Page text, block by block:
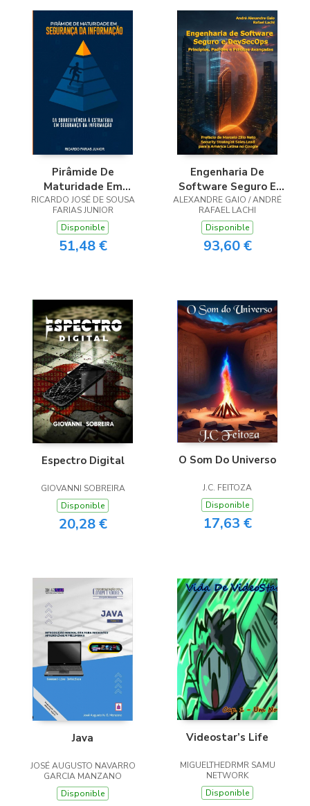
Pirâmide De
Maturidade Em
Segurança Da
Informação
RICARDO JOSÉ DE SOUSA
FARIAS JUNIOR
Disponible
51,48 €
Engenharia De
Software Seguro E
Devsecops
ALEXANDRE GAIO / ANDRÉ
RAFAEL LACHI
Disponible
93,60 €
Espectro Digital
GIOVANNI SOBREIRA
Disponible
20,28 €
O Som Do Universo
J.C. FEITOZA
Disponible
17,63 €
Java
JOSÉ AUGUSTO NAVARRO
GARCIA MANZANO
Disponible
Videostar’s Life
MIGUELTHEDRMR SAMU
NETWORK
Disponible